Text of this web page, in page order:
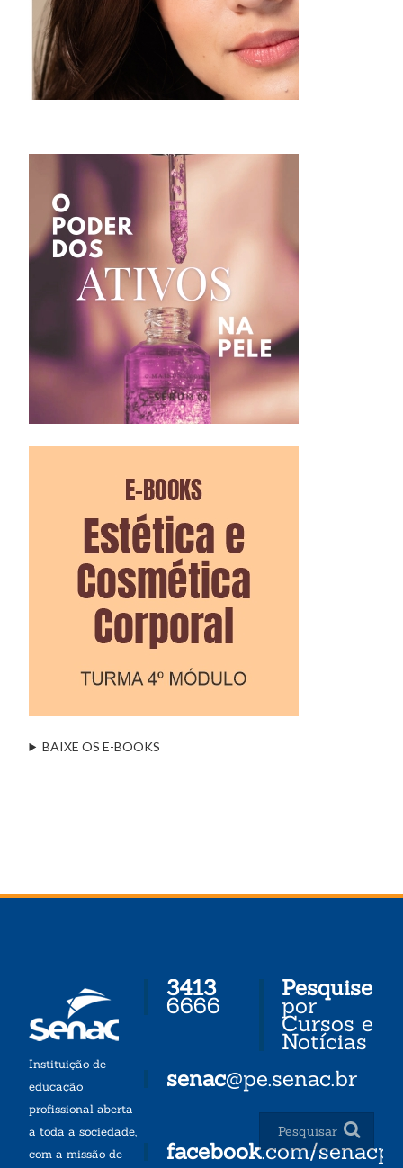
BAIXE OS E-BOOKS
Instituição de
educação
profissional aberta
a toda a sociedade,
com a missão de
3413
6666
senac@pe.senac.br
facebook.com/senacpe
Pesquise
por
Cursos e
Notícias